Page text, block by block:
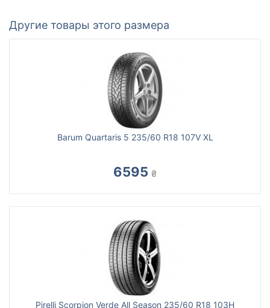
Другие товары этого размера
Barum Quartaris 5 235/60 R18 107V XL
6595 ₴
Pirelli Scorpion Verde All Season 235/60 R18 103H